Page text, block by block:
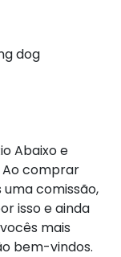
dog
Abaixo e
Ao comprar
comissão,
isso e ainda
mais
bem-vindos.